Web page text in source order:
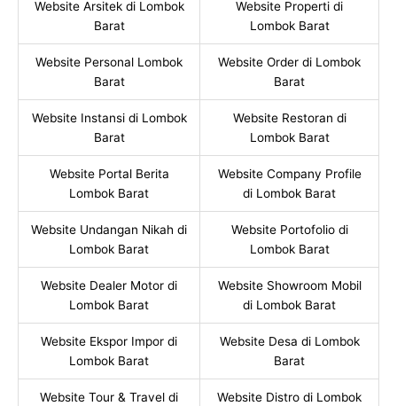
Website Arsitek di Lombok
Barat
Website Properti di
Lombok Barat
Website Personal Lombok
Barat
Website Order di Lombok
Barat
Website Instansi di Lombok
Barat
Website Restoran di
Lombok Barat
Website Portal Berita
Lombok Barat
Website Company Profile
di Lombok Barat
Website Undangan Nikah di
Lombok Barat
Website Portofolio di
Lombok Barat
Website Dealer Motor di
Lombok Barat
Website Showroom Mobil
di Lombok Barat
Website Ekspor Impor di
Lombok Barat
Website Desa di Lombok
Barat
Website Tour & Travel di Website Distro di Lombok